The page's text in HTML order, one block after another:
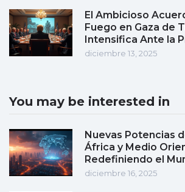
El Ambicioso
Fuego en Gaza de
Intensifica Ante la
diciembre 13, 2025
You may be interested in
Nuevas Potencias
África y Medio
Redefiniendo el
diciembre 16, 2025